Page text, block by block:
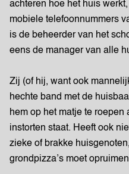
achteren hoe het huis
mobiele telefoonnummers
is de beheerder van het
eens de manager van alle
Zij (of hij, want ook
hechte band met de
hem op het matje te
instorten staat. Heeft ook
zieke of brakke
grondpizza’s moet